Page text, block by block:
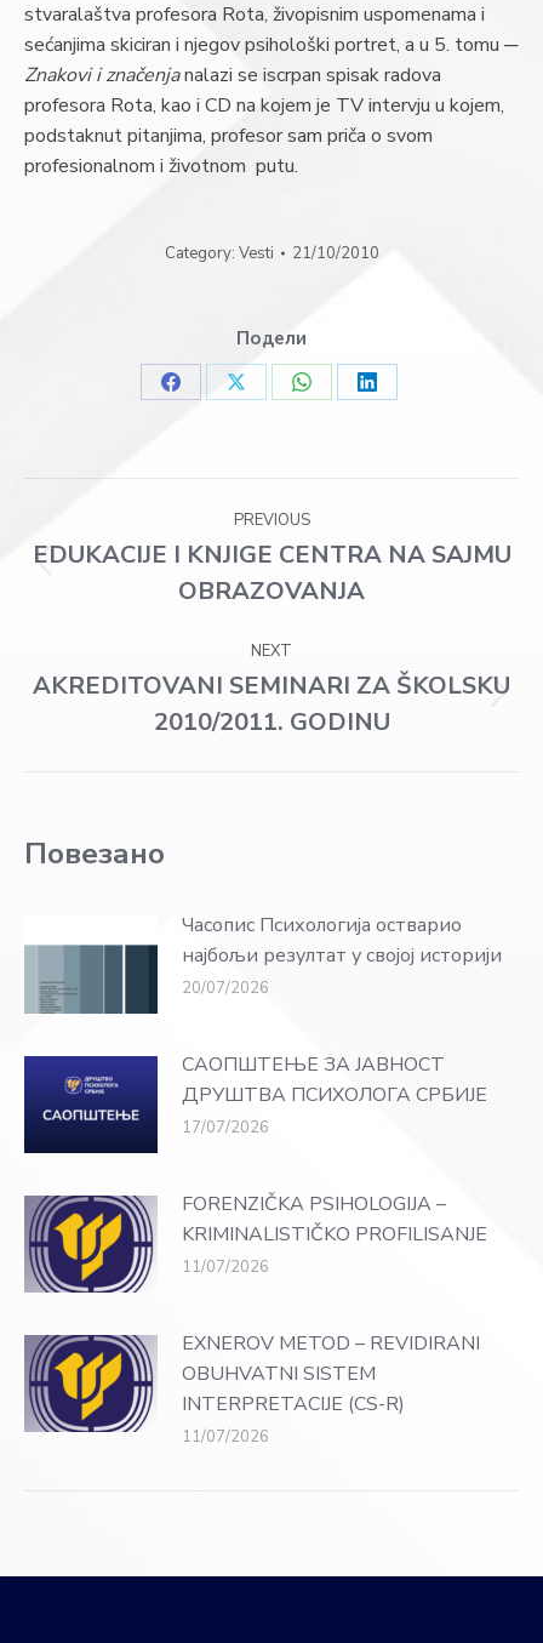
stvaralaštva profesora Rota, živopisnim uspomenama i
sećanjima skiciran i njegov psihološki portret, a u 5. tomu ─
Znakovi i značenjanalazi se iscrpan spisak radova
profesora Rota, kao i CD na kojem je TV intervju u kojem,
podstaknut pitanjima, profesor sam priča o svom
profesionalnom i životnom putu.
Category: Vesti 21/10/2010
Подели
Share
Share
Share
Share
navigation
PREVIOUS
post:
EDUKACIJE I KNJIGE CENTRA NA SAJMU
OBRAZOVANJA
NEXT
post:
AKREDITOVANI SEMINARI ZA ŠKOLSKU
2010/2011. GODINU
Повезано
Часопис Психологија остварио
најбољи резултат у својој историји
20/07/2026
САОПШТЕЊЕ ЗА ЈАВНОСТ
ДРУШТВА ПСИХОЛОГА СРБИЈЕ
17/07/2026
FORENZIČKA PSIHOLOGIJA –
KRIMINALISTIČKO PROFILISANJE
11/07/2026
EXNEROV METOD – REVIDIRANI
OBUHVATNI SISTEM
INTERPRETACIJE (CS-R)
11/07/2026